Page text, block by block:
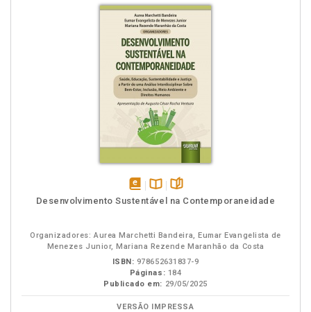
disponívelDisponível
páginas
Desenvolvimento Sustentável na Contemporaneidade
Organizadores: Aurea Marchetti Bandeira, Eumar Evangelista de
Menezes Junior, Mariana Rezende Maranhão da Costa
ISBN: 978652631837-9
Páginas: 184
Publicado em: 29/05/2025
VERSÃO IMPRESSA